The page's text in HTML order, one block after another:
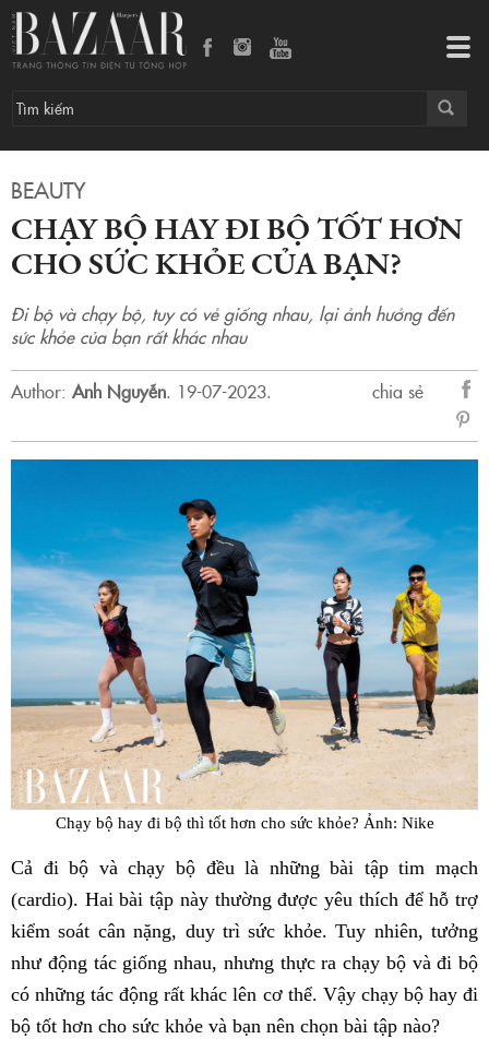
BEAUTY
CHẠY BỘ HAY ĐI BỘ TỐT HƠN
CHO SỨC KHỎE CỦA BẠN?
Đi bộ và chạy bộ, tuy có vẻ giống nhau, lại ảnh hưởng đến
sức khỏe của bạn rất khác nhau
Author: Anh Nguyễn. 19-07-2023.
chia sẻ
sẻ
Chạy bộ hay đi bộ thì tốt hơn cho sức khỏe? Ảnh: Nike
Cả đi bộ và chạy bộ đều là những bài tập tim mạch
(cardio). Hai bài tập này thường được yêu thích để hỗ trợ
kiểm soát cân nặng, duy trì sức khỏe. Tuy nhiên, tưởng
như động tác giống nhau, nhưng thực ra chạy bộ và đi bộ
có những tác động rất khác lên cơ thể. Vậy chạy bộ hay đi
bộ tốt hơn cho sức khỏe và bạn nên chọn bài tập nào?
Chạy bộ hay đi bộ tốt hơn cho sức khỏe của bạn?